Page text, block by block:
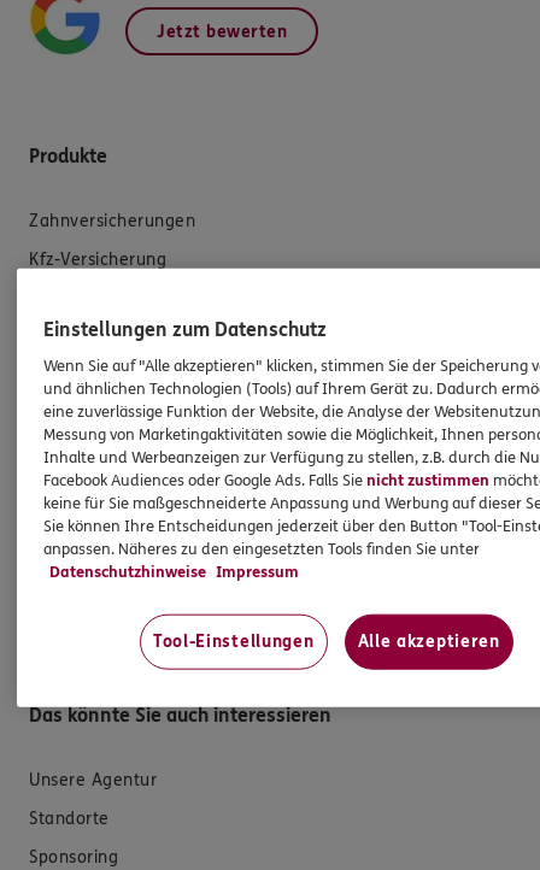
Jetzt bewerten
Produkte
Zahnversicherungen
Kfz-Versicherung
Versicherungen für den privaten Bedarf
Versicherungen für Geschäftskunden
Hilfe & Services
E-Mail schreiben
Schaden melden
Erstkontaktinformationen
EU-Offenlegungsvereinbarung
Datenverarbeitung
Das könnte Sie auch interessieren
Unsere Agentur
Standorte
Sponsoring
Einstellungen zum Datenschutz
Wenn Sie auf "Alle akzeptieren" klicken, stimmen Sie der Speicherung
und ähnlichen Technologien (Tools) auf Ihrem Gerät zu. Dadurch
eine zuverlässige Funktion der Website, die Analyse der
Messung von Marketingaktivitäten sowie die Möglichkeit, Ihnen
Inhalte und Werbeanzeigen zur Verfügung zu stellen, z.B. durch die
Facebook Audiences oder Google Ads. Falls Sienicht zustimmen
keine für Sie maßgeschneiderte Anpassung und Werbung auf dieser
Sie können Ihre Entscheidungen jederzeit über den Button "Tool-
anpassen. Näheres zu den eingesetzten Tools finden Sie unter
Datenschutzhinweise Impressum
Tool-Einstellungen Alle akzeptieren